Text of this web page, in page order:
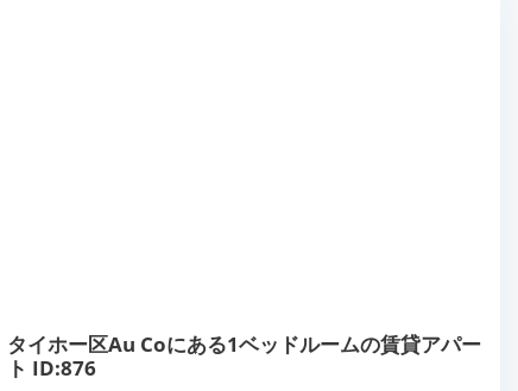
タイホー区Au Coにある1ベッドルームの賃貸アパー
ト ID:876